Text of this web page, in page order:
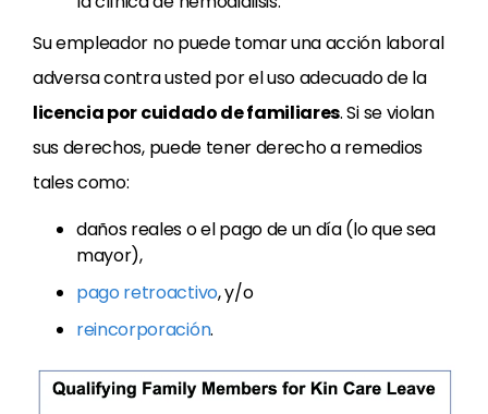
Su empleador no puede tomar una acción laboral
adversa contra usted por el uso adecuado de la
licencia por cuidado de familiares. Si se violan
sus derechos, puede tener derecho a remedios
tales como:
daños reales o el pago de un día (lo que sea
mayor),
pago retroactivo, y/o
reincorporación.